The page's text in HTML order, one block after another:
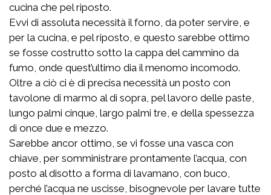
cucina che pel riposto.
Evvi di assoluta necessità il forno, da poter servire, e
per la cucina, e pel riposto, e questo sarebbe ottimo
se fosse costrutto sotto la cappa del cammino da
fumo, onde quest’ultimo dia il menomo incomodo.
Oltre a ciò ci è di precisa necessità un posto con
tavolone di marmo al di sopra, pel lavoro delle paste,
lungo palmi cinque, largo palmi tre, e della spessezza
di once due e mezzo.
Sarebbe ancor ottimo, se vi fosse una vasca con
chiave, per somministrare prontamente l’acqua, con
posto al disotto a forma di lavamano, con buco,
perché l’acqua ne uscisse, bisognevole per lavare tutte